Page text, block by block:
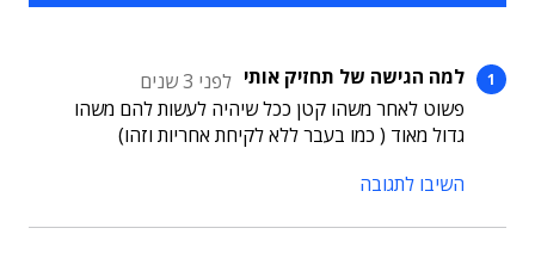
למה הגישה של תחזיק אותי לפני 3 שנים
פשוט לאחר משהו קטן ככל שיהיה לעשות להם משהו
גדול מאוד ( כמו בעבר ללא לקיחת אחריות וזהו)
השיבו לתגובה